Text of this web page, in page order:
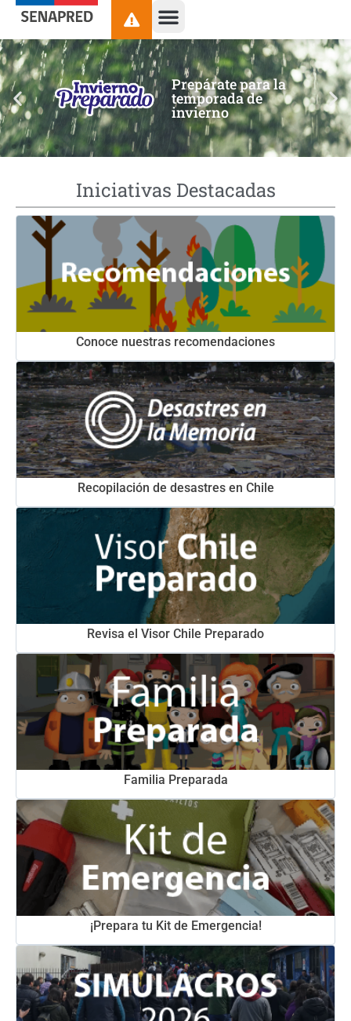
contenido
Prepárate para la
temporada de
invierno
Iniciativas Destacadas
Conoce nuestras recomendaciones
Recopilación de desastres en Chile
Revisa el Visor Chile Preparado
Familia Preparada
¡Prepara tu Kit de Emergencia!